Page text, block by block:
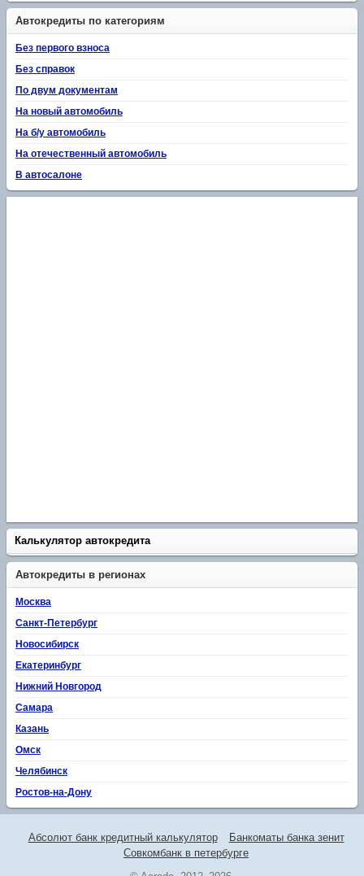
Автокредиты по категориям
Без первого взноса
Без справок
По двум документам
На новый автомобиль
На б/у автомобиль
На отечественный автомобиль
В автосалоне
Калькулятор автокредита
Автокредиты в регионах
Москва
Санкт-Петербург
Новосибирск
Екатеринбург
Нижний Новгород
Самара
Казань
Омск
Челябинск
Ростов-на-Дону
Абсолют банк кредитный калькулятор
Банкоматы банка зенит
Совкомбанк в петербурге